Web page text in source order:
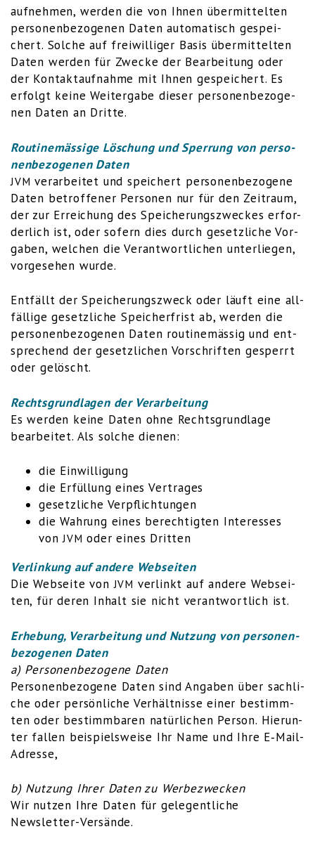
auf­neh­men, wer­den die von Ihnen über­mit­tel­ten
per­so­nen­be­zo­ge­nen Daten auto­ma­tisch gespei­
chert. Sol­che auf frei­wil­li­ger Basis über­mit­tel­ten
Daten wer­den für Zwe­cke der Bear­bei­tung oder
der Kon­takt­auf­nah­me mit Ihnen gespei­chert. Es
erfolgt kei­ne Wei­ter­ga­be die­ser per­so­nen­be­zo­ge­
nen Daten an Dritte.
Rou­ti­ne­mäs­si­ge Löschung und Sper­rung von per­so­
nen­be­zo­ge­nen Daten
JVM ver­ar­bei­tet und spei­chert per­so­nen­be­zo­ge­ne
Daten betrof­fe­ner Per­so­nen nur für den Zeit­raum,
der zur Errei­chung des Spei­che­rungs­zwe­ckes erfor­
der­lich ist, oder sofern dies durch gesetz­li­che Vor­
ga­ben, wel­chen die Ver­ant­wort­li­chen unter­lie­gen,
vor­ge­se­hen wurde.
Ent­fällt der Spei­che­rungs­zweck oder läuft eine all­
fäl­li­ge gesetz­li­che Spei­cher­frist ab, wer­den die
per­so­nen­be­zo­ge­nen Daten rou­ti­ne­mäs­sig und ent­
spre­chend der gesetz­li­chen Vor­schrif­ten gesperrt
oder gelöscht.
Rechts­grund­la­gen der Verarbeitung
Es wer­den kei­ne Daten ohne Rechts­grund­la­ge
bear­bei­tet. Als sol­che dienen:
die Ein­wil­li­gung
die Erfül­lung eines Vertrages
gesetz­li­che Verpflichtungen
die Wah­rung eines berech­tig­ten Inter­es­ses
vonJVM oder eines Dritten
Ver­lin­kung auf ande­re Webseiten
Die Web­sei­te vonJVM ver­linkt auf ande­re Web­sei­
ten, für deren Inhalt sie nicht ver­ant­wort­lich ist.
Erhe­bung, Ver­ar­bei­tung und Nut­zung von per­so­nen­
be­zo­ge­nen Daten
a) Per­so­nen­be­zo­ge­ne Daten
Per­so­nen­be­zo­ge­ne Daten sind Anga­ben über sach­li­
che oder per­sön­li­che Ver­hält­nis­se einer bestimm­
ten oder bestimm­ba­ren natür­li­chen Per­son. Hier­un­
ter fal­len bei­spiels­wei­se Ihr Name und Ihre E‑Mail-
Adres­se,
b) Nut­zung Ihrer Daten zu Werbezwecken
Wir nut­zen Ihre Daten für gele­gent­li­che
Newsletter-Versände.